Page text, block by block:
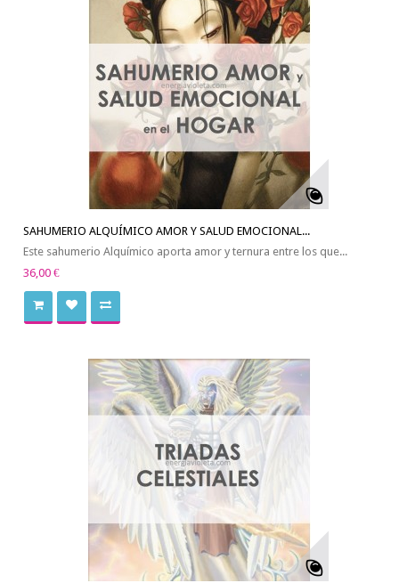
SAHUMERIO ALQUÍMICO AMOR Y SALUD EMOCIONAL...
Este sahumerio Alquímico aporta amor y ternura entre los que...
36,00 €